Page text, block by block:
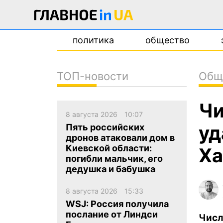
политика общество
ТОП-новости
8 августа 2026 10:07
Пять российских
дронов атаковали дом в
Киевской области:
погибли мальчик, его
дедушка и бабушка
8 августа 2026 15:33
WSJ: Россия получила
послание от Линдси